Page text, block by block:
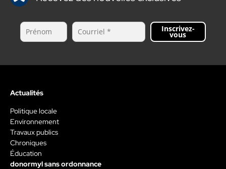
Inscrivez-
vous
Actualités
Politique locale
Environnement
Travaux publics
Chroniques
Éducation
donormyl sans ordonnance